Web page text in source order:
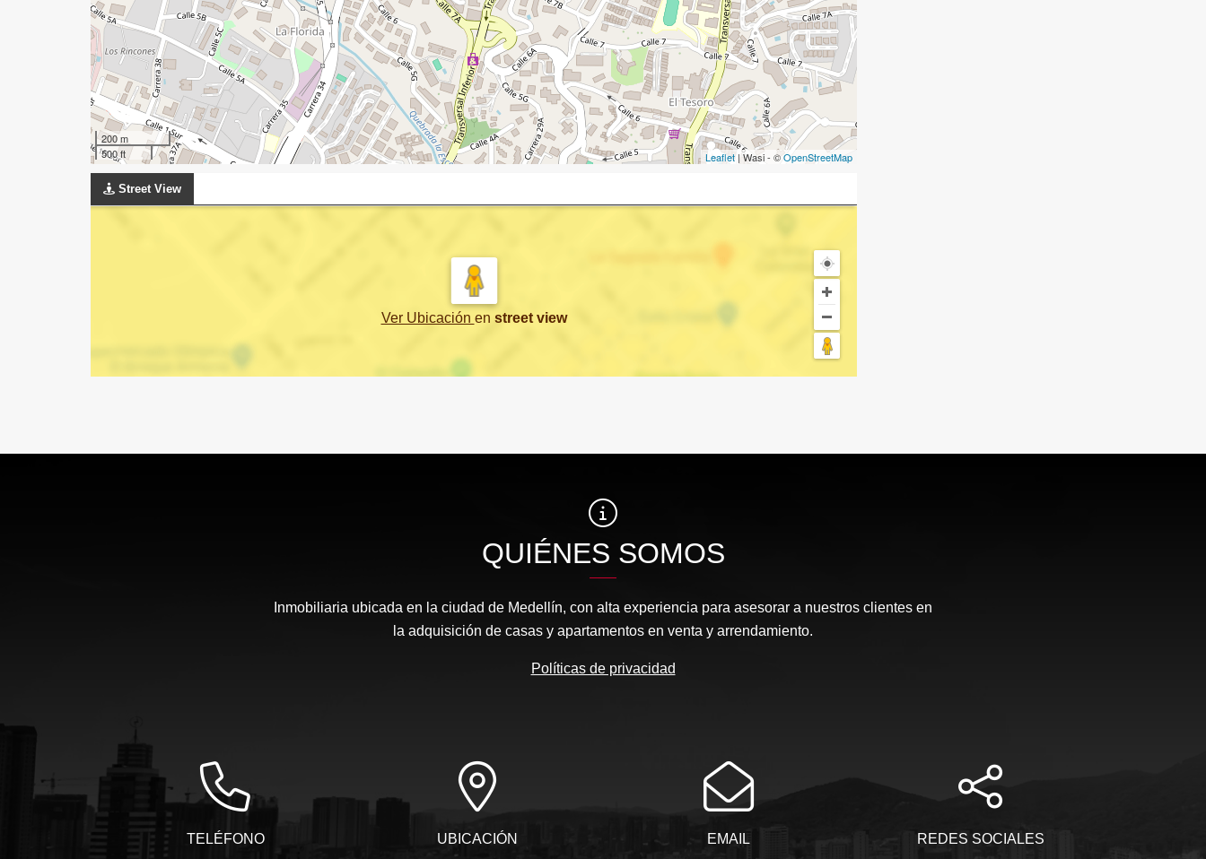
200 m
500 ft
Leaflet | Wasi - ©OpenStreetMap
Street View
Ver Ubicación en street view
QUIÉNES SOMOS
Inmobiliaria ubicada en la ciudad de Medellín, con alta experiencia para asesorar a nuestros clientes en
la adquisición de casas y apartamentos en venta y arrendamiento.
Políticas de privacidad
TELÉFONO UBICACIÓN EMAIL REDES SOCIALES